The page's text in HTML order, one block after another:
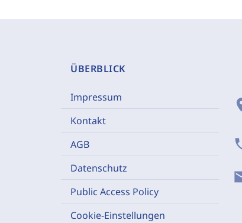
ÜBERBLICK
Impressum
Kontakt
AGB
Datenschutz
Public Access Policy
Cookie-Einstellungen